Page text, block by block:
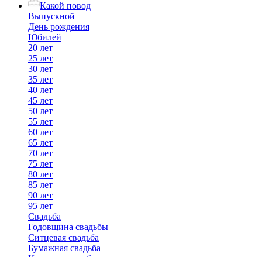
Какой повод
Выпускной
День рождения
Юбилей
20 лет
25 лет
30 лет
35 лет
40 лет
45 лет
50 лет
55 лет
60 лет
65 лет
70 лет
75 лет
80 лет
85 лет
90 лет
95 лет
Свадьба
Годовщина свадьбы
Ситцевая свадьба
Бумажная свадьба